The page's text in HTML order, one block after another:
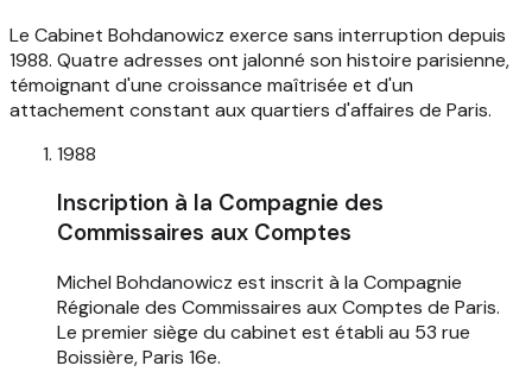
Le Cabinet Bohdanowicz exerce sans interruption depuis
1988. Quatre adresses ont jalonné son histoire parisienne,
témoignant d'une croissance maîtrisée et d'un
attachement constant aux quartiers d'affaires de Paris.
1988
Inscription à la Compagnie des
Commissaires aux Comptes
Michel Bohdanowicz est inscrit à la Compagnie
Régionale des Commissaires aux Comptes de Paris.
Le premier siège du cabinet est établi au 53 rue
Boissière, Paris 16e.